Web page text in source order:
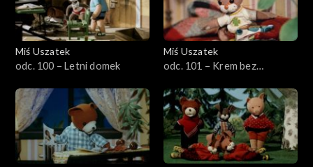
Miś Uszatek
odc. 100 – Letni domek
Miś Uszatek
odc. 101 – Krem bez